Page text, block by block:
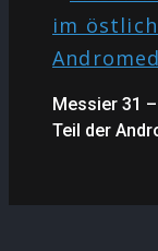
Messier 31
Teil der